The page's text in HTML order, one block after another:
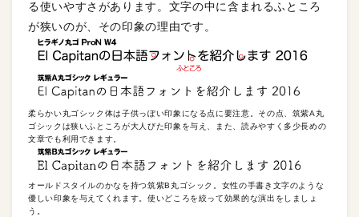
る使いやすさがあります。文字の中に含まれるふところ
が狭いのが、その印象の理由です。
柔らかい丸ゴシック体は子供っぽい印象になる点に要注意。その点、筑紫A丸
ゴシックは狭いふところが大人びた印象を与え、また、読みやすく多少長めの
文章でも利用できます。
オールドスタイルのかなを持つ筑紫B丸ゴシック。女性の手書き文字のような
優しい印象を与えてくれます。使いどころを絞って効果的な演出をしましょ
う。